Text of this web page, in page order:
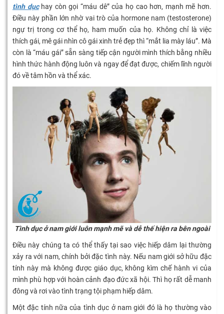
tình dụchay còn gọi “máu dê” của họ cao hơn, mạnh mẽ hơn.
Điều này phần lớn nhờ vai trò của hormone nam (testosterone)
ngự trị trong cơ thể họ, ham muốn của họ. Không chỉ là việc
thích gái, mê gái nhìn cô gái xinh trẻ đẹp thì “mắt lia mày láu”. Mà
còn là “máu gái” sẵn sàng tiếp cận người mình thích bằng nhiều
hình thức hành động luôn và ngay để đạt được, chiếm lĩnh người
đó về tâm hồn và thể xác.
Tình dục ở nam giới luôn mạnh mẽ và dễ thế hiện ra bên ngoài
Điều này chúng ta có thể thấy tại sao việc hiếp dâm lại thường
xảy ra với nam, chính bởi đặc tình này. Nếu nam giới sở hữu đặc
tính này mà không được giáo dục, không kìm chế hành vi của
mình phù hợp với hoàn cảnh đạo đức xã hội. Thì họ rất dễ manh
đông và rơi vào tình trạng tội phạm hiếp dâm.
Một đặc tính nữa của tình dục ở nam giới đó là họ thường vào